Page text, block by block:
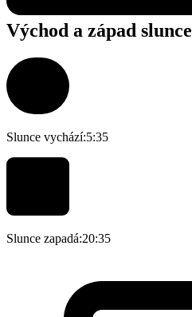
Východ a západ slunce
Slunce vychází:5:35
Slunce zapadá:20:35